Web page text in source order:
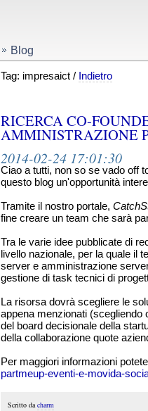
Blog
Tag: impresaict / Indietro
RICERCA CO-
AMMINISTRAZIONE
2014-02-24 17:01:30
Ciao a tutti, non so se vado off
questo blog un'opportunità
Tramite il nostro portale,
fine creare un team che sarà
Tra le varie idee pubblicate di
livello nazionale, per la quale il
server e amministrazione
gestione di task tecnici di
La risorsa dovrà scegliere le
appena menzionati (scegliendo
del board decisionale della
della collaborazione quote
Per maggiori informazioni
partmeup-eventi-e-movida-
Scritto dacharm